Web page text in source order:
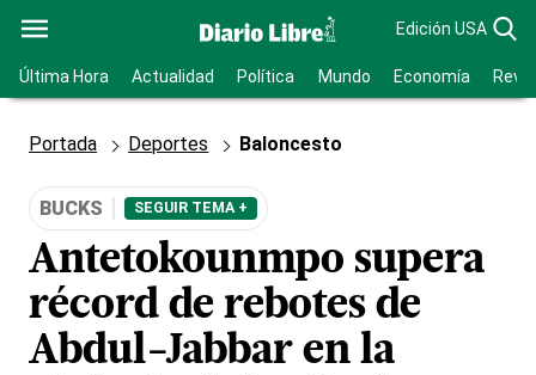
Edición USA
Última Hora Actualidad Política Mundo Economía
Portada Deportes Baloncesto
BUCKS SEGUIR TEMA +
Antetokounmpo supera
récord de rebotes de
Abdul-Jabbar en la